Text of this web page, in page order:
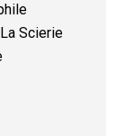
Scierie